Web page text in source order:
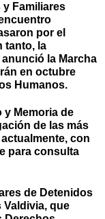
Familiares
por el
tanto, la
la Marcha
en octubre
Humanos.
y Memoria de
de las más
con
para consulta
de Detenidos
que